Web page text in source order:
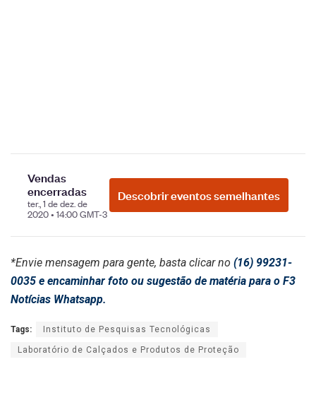
*Envie mensagem para gente, basta clicar no (16) 99231-
0035 e encaminhar foto ou sugestão de matéria para o F3
Notícias Whatsapp.
Tags: Instituto de Pesquisas Tecnológicas
Laboratório de Calçados e Produtos de Proteção